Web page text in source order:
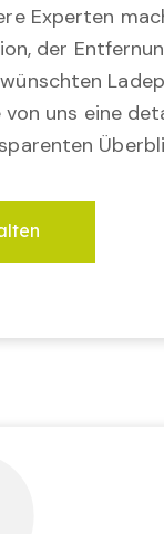
Experten
der
von uns eine